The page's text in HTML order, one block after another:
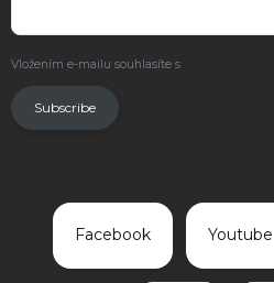
Vložením e-mailu souhlasíte s
Subscribe
Facebook Youtube